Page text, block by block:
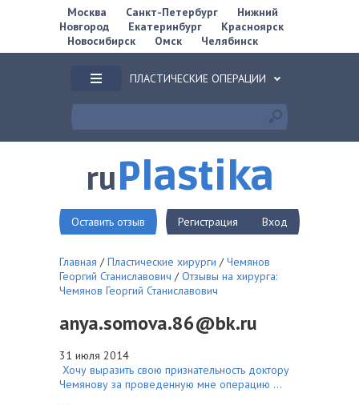
Москва Санкт-Петербург
Нижний
Новгород
Екатеринбург
Красноярск
Новосибирск
Омск Челябинск
ПЛАСТИЧЕСКИЕ ОПЕРАЦИИ
ruPlastika
Оставить отзыв Регистрация Вход
Главная /Пластические хирурги /Чемянов
Георгий Станиславович /Отзывы на хирурга:
Чемянов Георгий Станиславович
anya.somova.86@bk.ru
31 июля 2014
Хочу выразить свою признательность доктору
Чемянову за проведенную мне операцию ...